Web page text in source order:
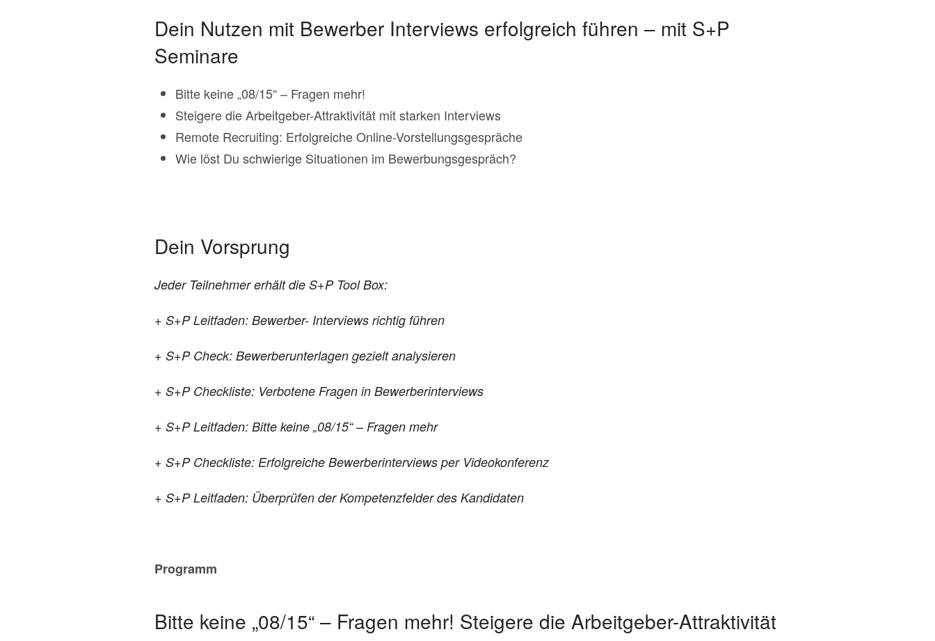
Dein Nutzen mit Bewerber Interviews erfolgreich führen – mit S+P
Seminare
Bitte keine „08/15“ – Fragen mehr!
Steigere die Arbeitgeber-Attraktivität mit starken Interviews
Remote Recruiting: Erfolgreiche Online-Vorstellungsgespräche
Wie löst Du schwierige Situationen im Bewerbungsgespräch?
Dein Vorsprung
Jeder Teilnehmer erhält die S+P Tool Box:
+ S+P Leitfaden: Bewerber- Interviews richtig führen
+ S+P Check: Bewerberunterlagen gezielt analysieren
+ S+P Checkliste: Verbotene Fragen in Bewerberinterviews
+ S+P Leitfaden: Bitte keine „08/15“ – Fragen mehr
+ S+P Checkliste: Erfolgreiche Bewerberinterviews per Videokonferenz
+ S+P Leitfaden: Überprüfen derKompetenzfelder des Kandidaten
Programm
Bitte keine „08/15“ – Fragen mehr! Steigere die Arbeitgeber-Attraktivität